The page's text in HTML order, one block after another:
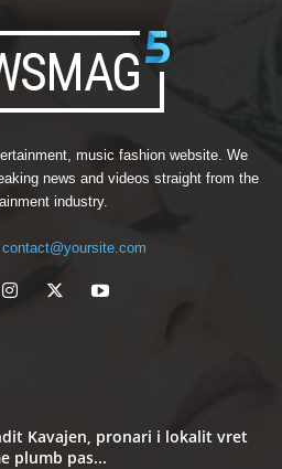
music fashion website. We
news and videos straight from the
industry.
contact@yoursite.com
Kavajen, pronari i lokalit vret
plumb pas...